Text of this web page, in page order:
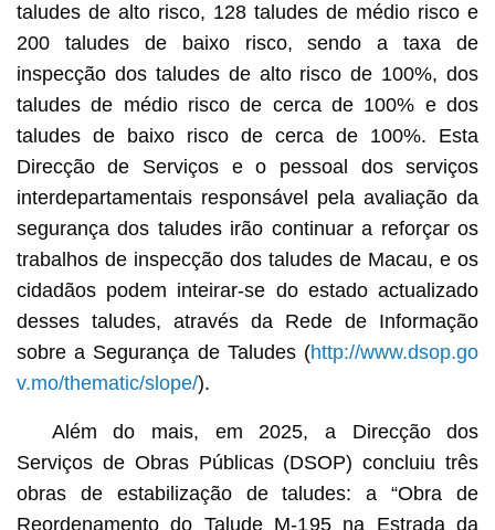
taludes de alto risco, 128 taludes de médio risco e
200 taludes de baixo risco, sendo a taxa de
inspecção dos taludes de alto risco de 100%, dos
taludes de médio risco de cerca de 100% e dos
taludes de baixo risco de cerca de 100%. Esta
Direcção de Serviços e o pessoal dos serviços
interdepartamentais responsável pela avaliação da
segurança dos taludes irão continuar a reforçar os
trabalhos de inspecção dos taludes de Macau, e os
cidadãos podem inteirar-se do estado actualizado
desses taludes, através da Rede de Informação
sobre a Segurança de Taludes (http://www.dsop.go
v.mo/thematic/slope/).
Além do mais, em 2025, a Direcção dos
Serviços de Obras Públicas (DSOP) concluiu três
obras de estabilização de taludes: a “Obra de
Reordenamento do Talude M-195 na Estrada da